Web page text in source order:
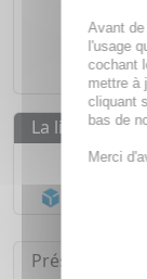
La livraison
Présentation
Avant
l'usage
cochant
mettre à
cliquant
bas de
Merci